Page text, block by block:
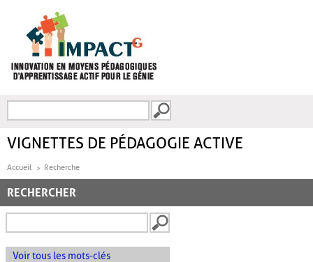
FORMULAIRE DE
VIGNETTES DE PÉDAGOGIE ACTIVE
Accueil Recherche
RECHERCHER
Voir tous les mots-clés